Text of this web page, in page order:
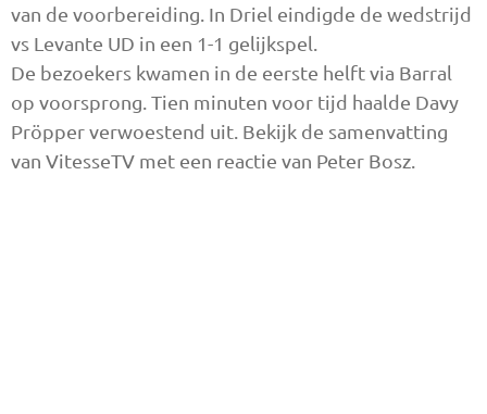
van de voorbereiding. In Driel eindigde de wedstrijd
vs Levante UD in een 1-1 gelijkspel.
De bezoekers kwamen in de eerste helft via Barral
op voorsprong. Tien minuten voor tijd haalde Davy
Pröpper verwoestend uit. Bekijk de samenvatting
van VitesseTV met een reactie van Peter Bosz.